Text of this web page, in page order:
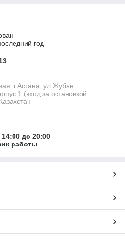
год
г.Астана, ул.Жубан
1.(вход за остановкой
14:00 до 20:00
работы